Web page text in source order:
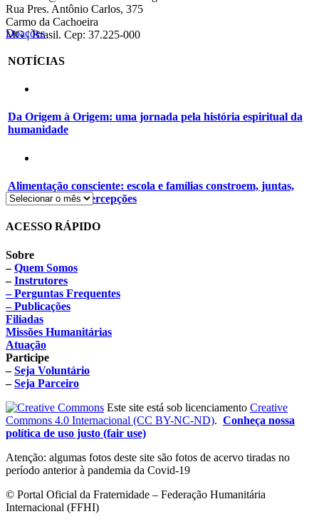
Rua Pres. Antônio Carlos, 375
Carmo da Cachoeira
MG | Brasil. Cep: 37.225-000
Doações
NOTÍCIAS
Da Origem à Origem: uma jornada pela história espiritual da
humanidade
Alimentação consciente: escola e famílias constroem, juntas,
novos hábitos e percepções
ACESSO RÁPIDO
Sobre
–Quem Somos
–Instrutores
– Perguntas Frequentes
– Publicações
Filiadas
Missões Humanitárias
Atuação
Participe
–Seja Voluntário
–Seja Parceiro
Este site está sob licenciamento Creative
Commons 4.0 Internacional (CC BY-NC-ND). Conheça nossa
política de uso justo (fair use)
Atenção: algumas fotos deste site são fotos de acervo tiradas no
período anterior à pandemia da Covid-19
© Portal Oficial da Fraternidade – Federação Humanitária
Internacional (FFHI)